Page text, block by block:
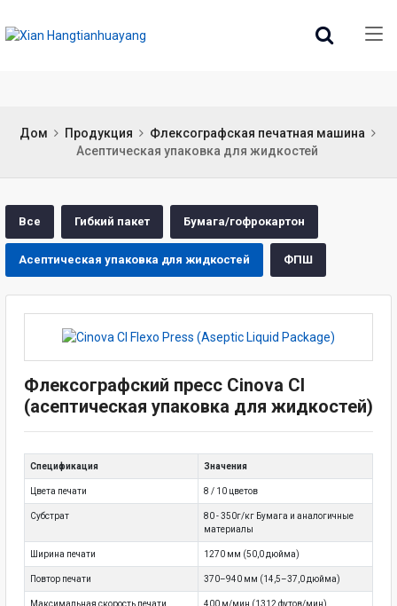
Дом Продукция
Флексографская печатная машина
Асептическая упаковка для жидкостей
Все Гибкий пакет Бумага/гофрокартон
Асептическая упаковка для жидкостей ФПШ
Флексографский пресс Cinova CI
(асептическая упаковка для жидкостей)
Спецификация Значения
Цвета печати 8 / 10 цветов
Субстрат
80 - 350г/кг Бумага и аналогичные
материалы
Ширина печати 1270 мм (50,0 дюйма)
Повтор печати 370–940 мм (14,5–37,0 дюйма)
Максимальная скорость печати 400 м/мин (1312 футов/мин)